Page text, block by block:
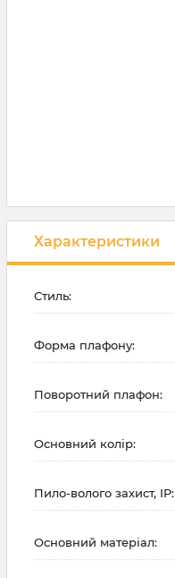
Характеристики
Стиль:
Форма плафону:
Поворотний плафон:
Основний колір:
Пило-волого захист, IP:
Основний матеріал: